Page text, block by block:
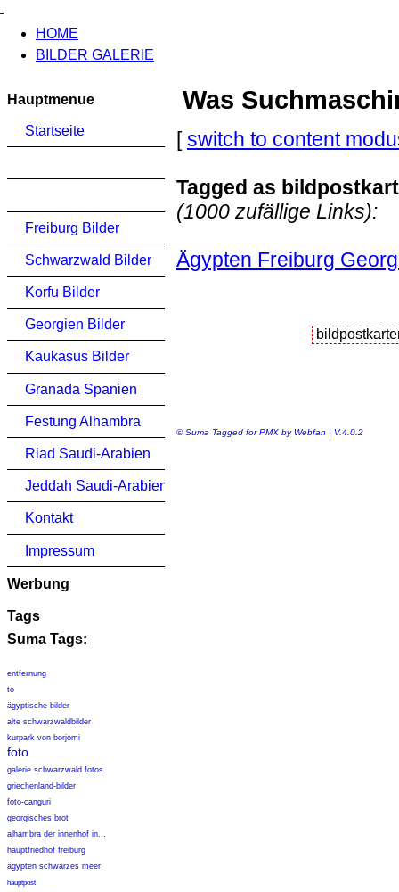
HOME
BILDER GALERIE
Hauptmenue
Startseite
Freiburg Bilder
Schwarzwald Bilder
Korfu Bilder
Georgien Bilder
Kaukasus Bilder
Granada Spanien
Festung Alhambra
Riad Saudi-Arabien
Jeddah Saudi-Arabien
Kontakt
Impressum
Werbung
Tags
Suma Tags:
entfernung
to
ägyptische bilder
alte schwarzwaldbilder
kurpark von borjomi
foto
galerie schwarzwald fotos
griechenland-bilder
foto-canguri
georgisches brot
alhambra der innenhof in...
hauptfriedhof freiburg
ägypten schwarzes meer
hauptpost
Was
[switch to content
Tagged as
(1000 zufällige Links):
Ägypten Freiburg
© Suma Tagged for PMX by Webfan | V.4.0.2